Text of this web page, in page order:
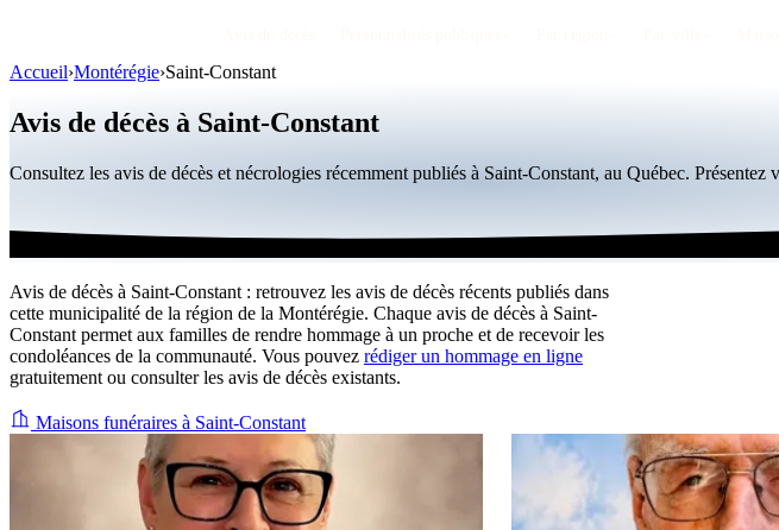
Accueil›Montérégie›Saint-Constant
Avis de décès à Saint-Constant
Consultez les avis de décès et nécrologies récemment publiés à Saint-Constant, au Québec.
Avis de décès à Saint-Constant : retrouvez les avis de décès récents publiés dans
cette municipalité de la région de la Montérégie. Chaque avis de décès à Saint-
Constant permet aux familles de rendre hommage à un proche et de recevoir les
condoléances de la communauté. Vous pouvez rédiger un hommage en ligne
gratuitement ou consulter les avis de décès existants.
Maisons funéraires à Saint-Constant